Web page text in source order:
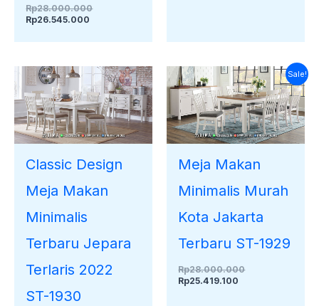
Rp28.000.000
Rp26.545.000
Classic Design
Meja Makan
Minimalis
Terbaru Jepara
Terlaris 2022
ST-1930
Sale!
Meja Makan
Minimalis Murah
Kota Jakarta
Terbaru ST-1929
Rp28.000.000
Harga
aslinya
adalah:
Rp28.000.000.
Rp25.419.100
Harga
saat
ini
adalah:
Rp25.419.100.